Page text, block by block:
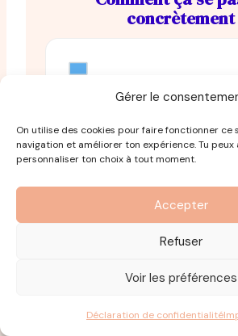
Gérer le
On utilise des cookies pour faire fonctionner ce
navigation et améliorer ton expérience. Tu peux
personnaliser ton choix à tout moment.
Accepter
Refuser
Voir les préférences
Déclaration de confidentialité
concrètement
100% à distance.Plateforme
accessible1 an. Visios pour les
3 mois actifs(20h à 24h sur